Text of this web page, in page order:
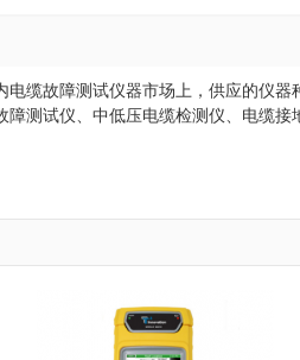
缆故障测试仪器市场上，供应的仪
测试仪、中低压电缆检测仪、电缆